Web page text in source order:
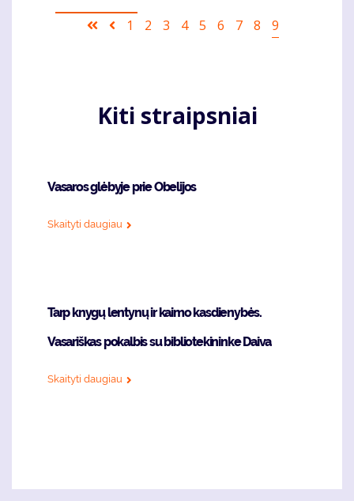
Pagination
First Ankstesnis
Puslapis
1 Puslapis
2 Puslapis
3 Puslapis
4 Puslapis
5 Puslapis
6 Puslapis
7 Puslapis
8
Current
9
Kiti straipsniai
Vasaros glėbyje prie Obelijos
Skaityti daugiau
Tarp knygų lentynų ir kaimo kasdienybės.
Vasariškas pokalbis su bibliotekininke Daiva
Skaityti daugiau